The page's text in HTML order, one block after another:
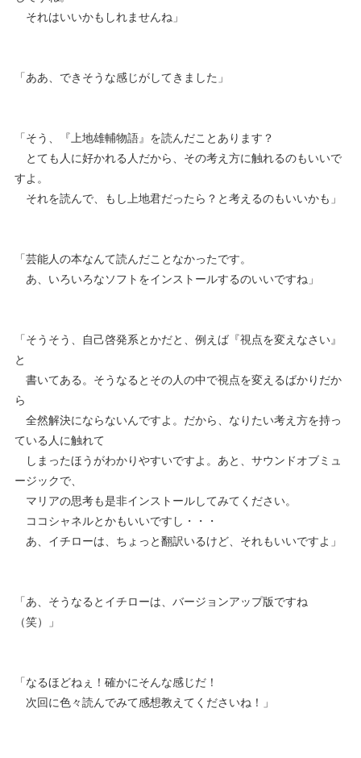
それはいいかもしれませんね」
「ああ、できそうな感じがしてきました」
「そう、『上地雄輔物語』を読んだことあります？
とても人に好かれる人だから、その考え方に触れるのもいいで
すよ。
それを読んで、もし上地君だったら？と考えるのもいいかも」
「芸能人の本なんて読んだことなかったです。
あ、いろいろなソフトをインストールするのいいですね」
「そうそう、自己啓発系とかだと、例えば『視点を変えなさい』
と
書いてある。そうなるとその人の中で視点を変えるばかりだか
ら
全然解決にならないんですよ。だから、なりたい考え方を持っ
ている人に触れて
しまったほうがわかりやすいですよ。あと、サウンドオブミュ
ージックで、
マリアの思考も是非インストールしてみてください。
ココシャネルとかもいいですし・・・
あ、イチローは、ちょっと翻訳いるけど、それもいいですよ」
「あ、そうなるとイチローは、バージョンアップ版ですね
（笑）」
「なるほどねぇ！確かにそんな感じだ！
次回に色々読んでみて感想教えてくださいね！」